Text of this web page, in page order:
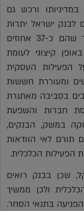
ורכש גם
וכי כיום לבנק ישראל יתרות
מטבע בערך של כ-147 מיליארד דולר שהם כ-37 אחוזים
קיצוני לעומת
הפעילות העסקית
ומעוררת חששות
בסביבה מאתגרת
חברות והשפעת
במשק, הבנקים,
תורם לאי הוודאות
הפעילות הכלכלית.
שכן בבנק רואים
ולכן ממשיך
בתנאי הסחר.